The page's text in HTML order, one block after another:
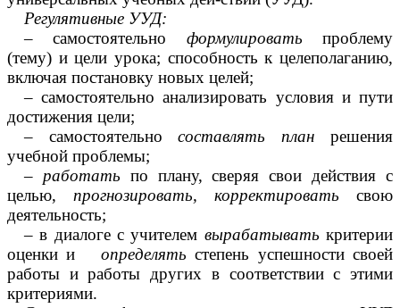
Регулятивные УУД:
– самостоятельно формулировать проблему
(тему) и цели урока; способность к целеполаганию,
включая постановку новых целей;
– самостоятельно анализировать условия и пути
достижения цели;
– самостоятельносоставлять план решения
учебной проблемы;
– работать по плану, сверяя свои действия с
целью, прогнозировать, корректировать свою
деятельность;
– в диалоге с учителем вырабатывать критерии
оценки и определять степень успешности своей
работы и работы других в соответствии с этими
критериями.